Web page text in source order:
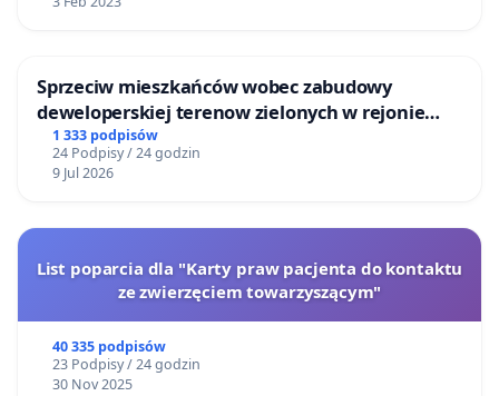
Sprzeciw mieszkańców wobec zabudowy
deweloperskiej terenow zielonych w rejonie
Bulwarów Straceńskich w Bielsku-Białej
1 333 podpisów
24 Podpisy / 24 godzin
9 Jul 2026
List poparcia dla "Karty praw pacjenta do kontaktu
ze zwierzęciem towarzyszącym"
40 335 podpisów
23 Podpisy / 24 godzin
30 Nov 2025